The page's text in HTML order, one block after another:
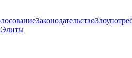
Законодательство
Элиты